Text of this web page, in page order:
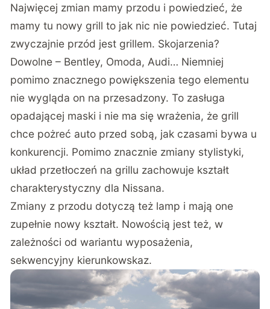
Najwięcej zmian mamy przodu i powiedzieć, że
mamy tu nowy grill to jak nic nie powiedzieć. Tutaj
zwyczajnie przód jest grillem. Skojarzenia?
Dowolne – Bentley, Omoda, Audi… Niemniej
pomimo znacznego powiększenia tego elementu
nie wygląda on na przesadzony. To zasługa
opadającej maski i nie ma się wrażenia, że grill
chce pożreć auto przed sobą, jak czasami bywa u
konkurencji. Pomimo znacznie zmiany stylistyki,
układ przetłoczeń na grillu zachowuje kształt
charakterystyczny dla Nissana.
Zmiany z przodu dotyczą też lamp i mają one
zupełnie nowy kształt. Nowością jest też, w
zależności od wariantu wyposażenia,
sekwencyjny kierunkowskaz.